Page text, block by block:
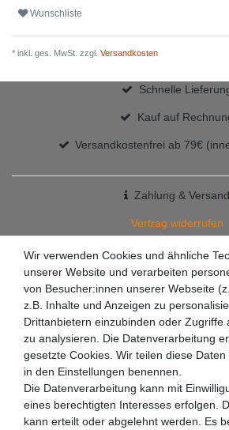
Wunschliste
* inkl. ges. MwSt. zzgl. Versandkosten
Schnelle
Kauf auf
Versandkostenfrei ab 79€
Zahlung & Versand
Vertrag widerrufen
+49 7363
✉ info@racketzone.de
Wir verwenden Cookies und ähnliche
unserer Website und verarbeiten
von Besucher:innen unserer Webseite
z.B. Inhalte und Anzeigen zu
Drittanbietern einzubinden oder Zugriffe
zu analysieren. Die Datenverarbeitung
gesetzte Cookies. Wir teilen diese
in den Einstellungen benennen.
Die Datenverarbeitung kann mit
eines berechtigten Interesses erfolgen.
kann erteilt oder abgelehnt werden. Es